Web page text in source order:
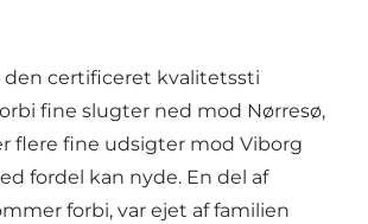
den certificeret kvalitetssti
fine slugter ned mod Nørresø,
flere fine udsigter mod Viborg
fordel kan nyde. En del af
forbi, var ejet af familien